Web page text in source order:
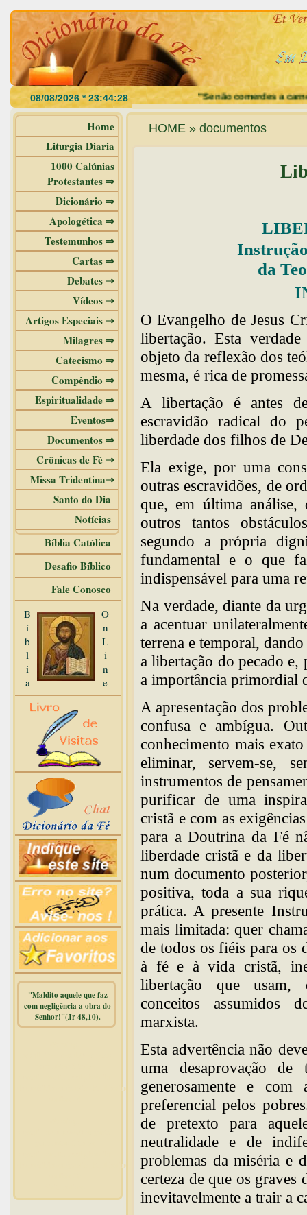
"Se não comerdes a carne do
Home
Liturgia Diaria
1000 Calúnias
Protestantes ⇒
Dicionário ⇒
Apologética ⇒
Testemunhos ⇒
Cartas ⇒
Debates ⇒
Vídeos ⇒
Artigos Especiais ⇒
Milagres ⇒
Catecismo ⇒
Compêndio ⇒
Espiritualidade ⇒
Eventos⇒
Documentos ⇒
Crônicas de Fé ⇒
Missa Tridentina⇒
Santo do Dia
Notícias
Bíblia Católica
Desafio Bíblico
Fale Conosco
B
í
b
l
i
a
O
n
L
i
n
e
"Maldito aquele que faz
com negligência a obra do
Senhor!"(Jr 48,10).
/home/dicionar/public_html/online.php
/home/dicionar/public_html/online.php
HOME » documentos
da
O Evangelho de Jesus
libertação. Esta
objeto da reflexão dos
mesma, é rica de
A libertação é antes
escravidão radical do
liberdade dos filhos de
Ela exige, por uma
outras escravidões, de
que, em última análise,
outros tantos
segundo a própria
fundamental e o que
indispensável para uma
Na verdade, diante da
a acentuar
terrena e temporal,
a libertação do pecado
a importância primordial
A apresentação dos
confusa e ambígua.
conhecimento mais
eliminar, servem-se,
instrumentos de
purificar de uma
cristã e com as
para a Doutrina da Fé
liberdade cristã e da
num documento
positiva, toda a sua
prática. A presente
mais limitada: quer
de todos os fiéis para os
à fé e à vida cristã,
libertação que usam,
conceitos assumidos
marxista.
Esta advertência não
uma desaprovação de
generosamente e com
preferencial pelos
de pretexto para
neutralidade e de
problemas da miséria e
certeza de que os
inevitavelmente a trair a